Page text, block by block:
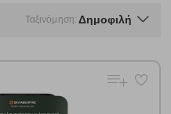
Ταξινόμηση: Δημοφιλή